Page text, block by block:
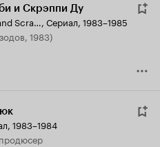
и Скрэппи Ду
The New Scooby and Scrappy-Doo Show, Сериал, 1983–1985
1983)
1983–1984